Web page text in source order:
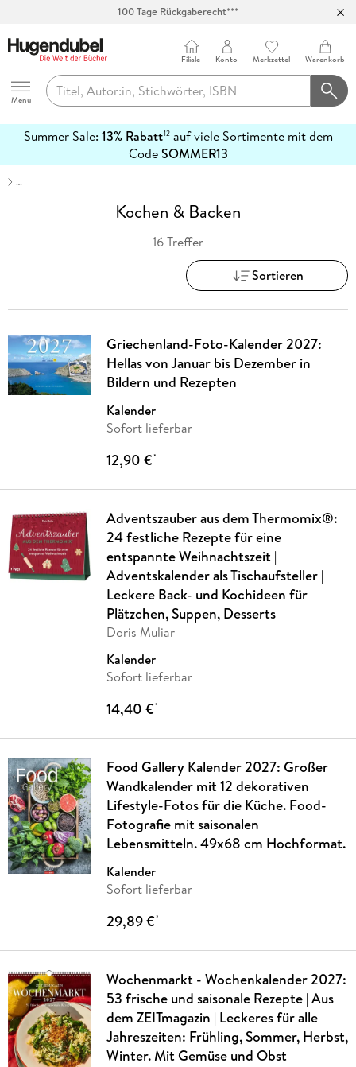
100 Tage Rückgaberecht***
Hugendubel
Menu
Filiale Konto Merkzettel Warenkorb
Summer Sale: 13% Rabatt12auf viele Sortimente mit dem
CodeSOMMER13
erfahren
…
Kochen & Backen
16 Treffer
Sortieren
Griechenland-Foto-Kalender 2027:
Hellas von Januar bis Dezember in
Bildern und Rezepten
Kalender
Sofort lieferbar
12,90 €*
Adventszauber aus dem Thermomix®:
24 festliche Rezepte für eine
entspannte Weihnachtszeit |
Adventskalender als Tischaufsteller |
Leckere Back- und Kochideen für
Plätzchen, Suppen, Desserts
Doris Muliar
Kalender
Sofort lieferbar
14,40 €*
Food Gallery Kalender 2027: Großer
Wandkalender mit 12 dekorativen
Lifestyle-Fotos für die Küche. Food-
Fotografie mit saisonalen
Lebensmitteln. 49x68 cm Hochformat.
Kalender
Sofort lieferbar
29,89 €*
Wochenmarkt - Wochenkalender 2027:
53 frische und saisonale Rezepte | Aus
dem ZEITmagazin | Leckeres für alle
Jahreszeiten: Frühling, Sommer, Herbst,
Winter. Mit Gemüse und Obst